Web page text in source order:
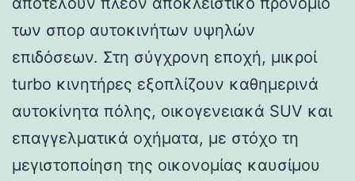
των σπορ αυτοκινήτων υψηλών
επιδόσεων. Στη σύγχρονη εποχή, μικροί
turbo κινητήρες εξοπλίζουν καθημερινά
αυτοκίνητα πόλης, οικογενειακά SUV και
επαγγελματικά οχήματα, με στόχο τη
μεγιστοποίηση της οικονομίας καυσίμου